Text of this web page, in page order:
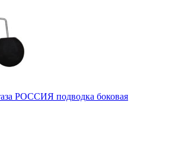
РОССИЯ подводка боковая